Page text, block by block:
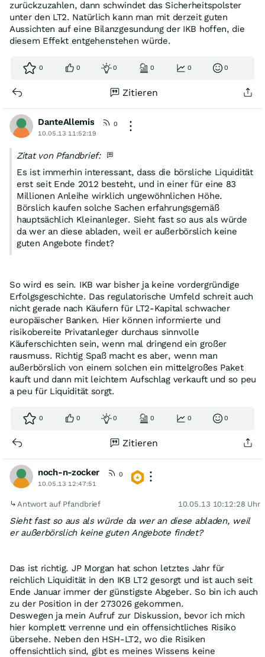
zurückzuzahlen, dann schwindet das Sicherheitspolster
unter den LT2. Natürlich kann man mit derzeit guten
Aussichten auf eine Bilanzgesundung der IKB hoffen, die
diesem Effekt entgehenstehen würde.
0 0 0 0 0 0
Zitieren
DanteAllemis
0
10.05.13 11:52:19
Zitat von Pfandbrief:
Es ist immerhin interessant, dass die börsliche Liquidität
erst seit Ende 2012 besteht, und in einer für eine 83
Millionen Anleihe wirklich ungewöhnlichen Höhe.
Börslich kaufen solche Sachen erfahrungsgemäß
hauptsächlich Kleinanleger. Sieht fast so aus als würde
da wer an diese abladen, weil er außerbörslich keine
guten Angebote findet?
So wird es sein. IKB war bisher ja keine vordergründige
Erfolgsgeschichte. Das regulatorische Umfeld schreit auch
nicht gerade nach Käufern für LT2-Kapital schwacher
europäischer Banken. Hier können informierte und
risikobereite Privatanleger durchaus sinnvolle
Käuferschichten sein, wenn mal dringend ein großer
rausmuss. Richtig Spaß macht es aber, wenn man
außerbörslich von einem solchen ein mittelgroßes Paket
kauft und dann mit leichtem Aufschlag verkauft und so peu
a peu für Liquidität sorgt.
0 0 0 0 0 0
Zitieren
noch-n-zocker
0
10.05.13 12:47:51
Antwort auf Pfandbrief 10.05.13 10:12:28 Uhr
Sieht fast so aus als würde da wer an diese abladen, weil
er außerbörslich keine guten Angebote findet?
Das ist richtig. JP Morgan hat schon letztes Jahr für
reichlich Liquidität in den IKB LT2 gesorgt und ist auch seit
Ende Januar immer der günstigste Abgeber. So bin ich auch
zu der Position in der 273026 gekommen.
Deswegen ja mein Aufruf zur Diskussion, bevor ich mich
hier komplett verrenne und ein offensichtliches Risiko
übersehe. Neben den HSH-LT2, wo die Risiken
offensichtlich sind, gibt es meines Wissens keine